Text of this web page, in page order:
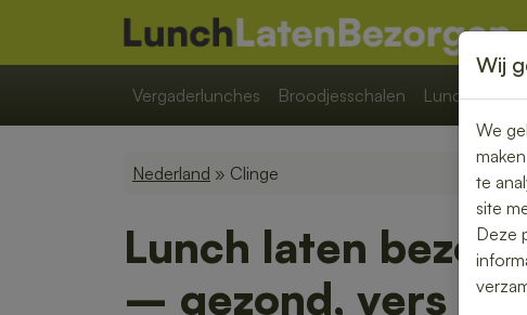
Vergaderlunches Broodjesschalen
Nederland » Clinge
Lunch laten
– gezond, vers en
Wij
We
te
site
Deze